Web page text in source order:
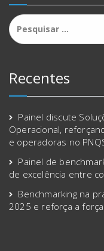
Recentes
Painel discute
Operacional,
e operadoras no
Painel de
de excelência entre
Benchmarking na
2025 e reforça a